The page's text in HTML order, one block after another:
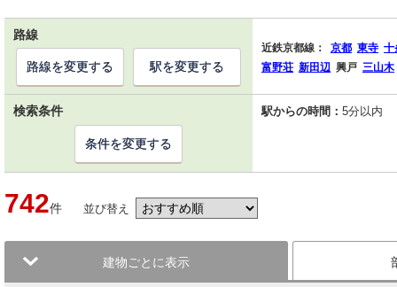
路線
近鉄京都線： 京都 東寺 十
富野荘 新田辺 興戸 三山木
路線を変更する 駅を変更する
検索条件 駅からの時間： 5分以内
条件を変更する
742件 並び替え
建物ごとに表示